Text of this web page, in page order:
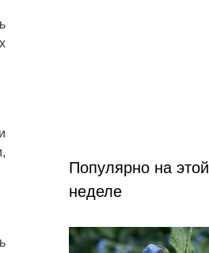
Популярно на этой
неделе